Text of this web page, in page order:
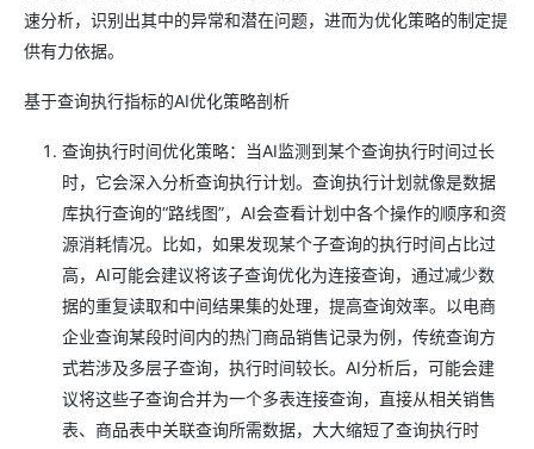
速分析，识别出其中的异常和潜在问题，进而为优化策略的制定提
供有力依据。
基于查询执行指标的AI优化策略剖析
查询执行时间优化策略：当AI监测到某个查询执行时间过长
时，它会深入分析查询执行计划。查询执行计划就像是数据
库执行查询的“路线图”，AI会查看计划中各个操作的顺序和资
源消耗情况。比如，如果发现某个子查询的执行时间占比过
高，AI可能会建议将该子查询优化为连接查询，通过减少数
据的重复读取和中间结果集的处理，提高查询效率。以电商
企业查询某段时间内的热门商品销售记录为例，传统查询方
式若涉及多层子查询，执行时间较长。AI分析后，可能会建
议将这些子查询合并为一个多表连接查询，直接从相关销售
表、商品表中关联查询所需数据，大大缩短了查询执行时